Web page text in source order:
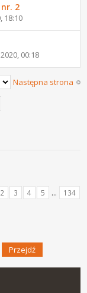
2
18:10
00:18
Następna strona
2 3 4 5 ... 134